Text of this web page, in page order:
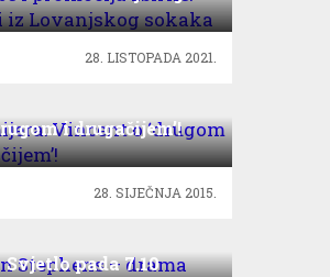
sokaka
28. LISTOPADA 2021.
i drugačijem’!
28. SIJEČNJA 2015.
Svjetlo pada 7.10